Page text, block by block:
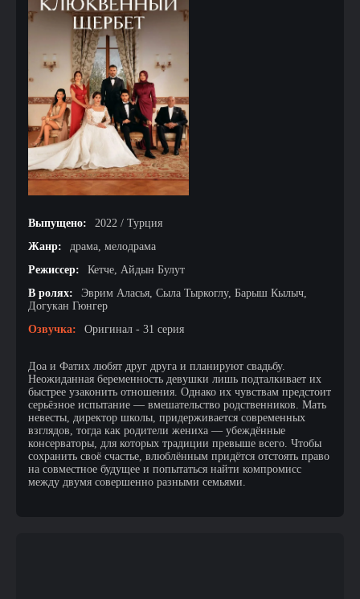
Выпущено:
2022 / Турция
Жанр:
драма, мелодрама
Режиссер:
Кетче, Айдын Булут
В ролях:
Эврим Аласья, Сыла Тыркоглу, Барыш Кылыч,
Догукан Гюнгер
Озвучка:
Оригинал - 31 серия
Доа и Фатих любят друг друга и планируют свадьбу.
Неожиданная беременность девушки лишь подталкивает их
быстрее узаконить отношения. Однако их чувствам предстоит
серьёзное испытание — вмешательство родственников. Мать
невесты, директор школы, придерживается современных
взглядов, тогда как родители жениха — убеждённые
консерваторы, для которых традиции превыше всего. Чтобы
сохранить своё счастье, влюблённым придётся отстоять право
на совместное будущее и попытаться найти компромисс
между двумя совершенно разными семьями.